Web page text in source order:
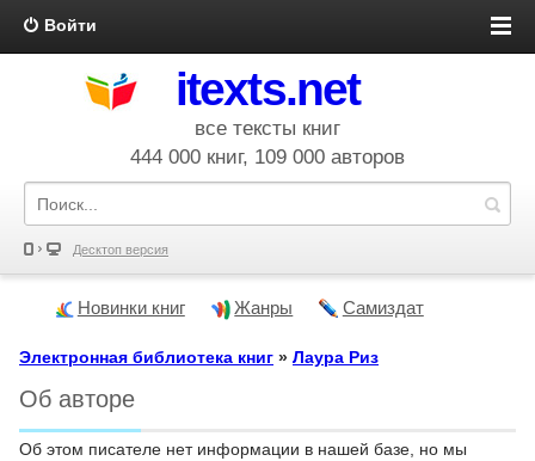
Войти
itexts.net
все тексты книг
444 000 книг, 109 000 авторов
Десктоп версия
Новинки книг Жанры Самиздат
Электронная библиотека книг » Лаура Риз
Об авторе
Об этом писателе нет информации в нашей базе, но мы